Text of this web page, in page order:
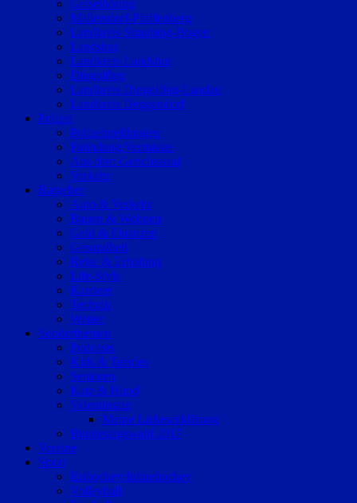
Geiselhöring
Mallersdorf-Pfaffenberg
Landkreis Straubing-Bogen
Landshut
Landkreis Landshut
Dingolfing
Landkreis Dingolfing-Landau
Landkreis Deggendorf
Polizei
Polizeimeldungen
Fahndung/Vermisste
Aus dem Gerichtssaal
Verkehr
Ratgeber
Auto & Verkehr
Bauen & Wohnen
Geld & Finanzen
Gesundheit
Reise & Erholung
Life-Style
Karriere
Technik
Wetter
Sonderthemen
Podcasts
Kids & Teenies
Senioren
Katz & Hund
Valentinstag
Meine Liebeserklärung
Bundestagswahl 2017
Vereine
Sport
Eishockey/Inlinehockey
Volleyball